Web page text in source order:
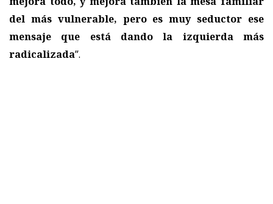
del más vulnerable, pero es muy seductor ese
mensaje que está dando la izquierda más
radicalizada”.